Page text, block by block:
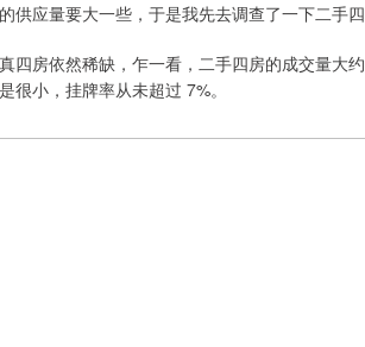
供应量要大一些，于是我先去调查了一下二手四
四房依然稀缺，乍一看，二手四房的成交量大
很小，挂牌率从未超过 7%。